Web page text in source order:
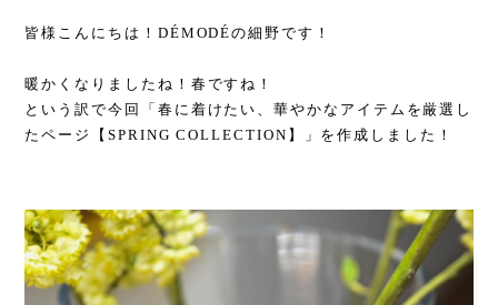
皆様こんにちは！DÉMODÉの細野です！
暖かくなりましたね！春ですね！
という訳で今回「春に着けたい、華やかなアイテムを厳選し
たページ【SPRING COLLECTION】」を作成しました！